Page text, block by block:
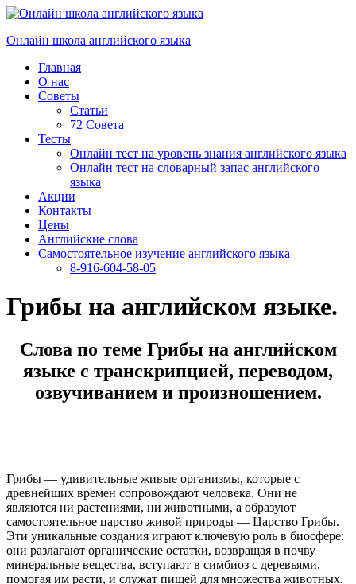
Перейти
содержимому
Онлайн школа английского языка
Главная
О нас
Советы
Статьи
72 Совета
Тесты
Онлайн тест на уровень знания английского языка
Онлайн тест на словарный запас английского
языка
Акции
Контакты
Цены
Английские слова
Самостоятельное изучение английского языка
8-916-604-58-05
Грибы на английском языке.
Слова по теме Грибы на английском
языке с транскрипцией, переводом,
озвучиванием и произношением.
Грибы — удивительные живые организмы, которые с
древнейших времен сопровождают человека. Они не
являются ни растениями, ни животными, а образуют
самостоятельное царство живой природы — Царство Грибы.
Эти уникальные создания играют ключевую роль в биосфере:
они разлагают органические остатки, возвращая в почву
минеральные вещества, вступают в симбиоз с деревьями,
помогая им расти, и служат пищей для множества животных.